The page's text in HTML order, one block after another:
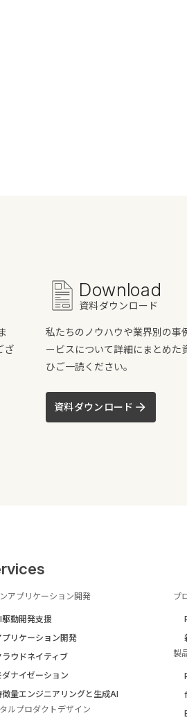
ざ
Download
資料ダウンロード
私たちのノウハウや業界別の事
ービスについて詳細にまとめた
ひご一読ください。
資料ダウンロード
アプリケーション開発
駆動開発支援
プリケーション開発
ラウドネイティブ
ダナイゼーション
徴量エンジニアリングと生成AI
ルプロダクトデザイン
プ
製